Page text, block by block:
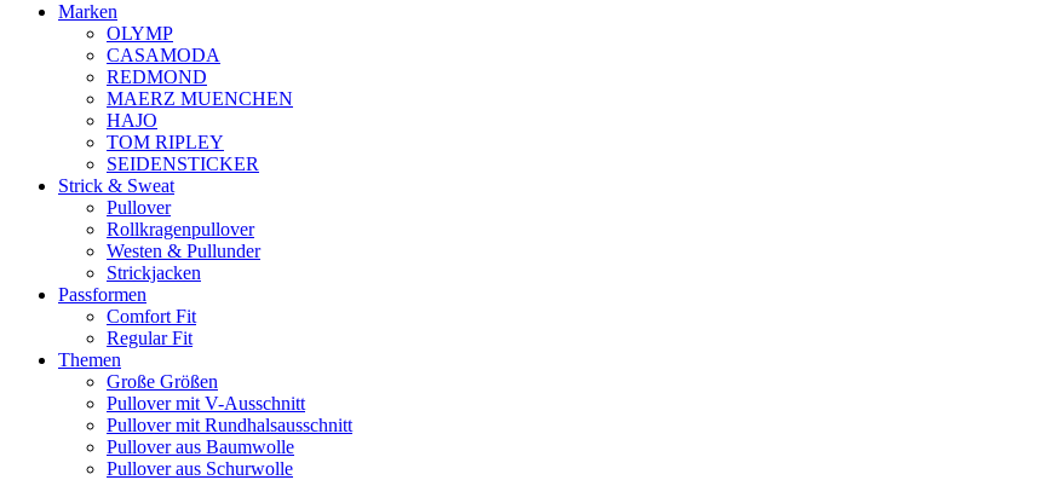
Marken
OLYMP
CASAMODA
REDMOND
MAERZ MUENCHEN
HAJO
TOM RIPLEY
SEIDENSTICKER
Strick & Sweat
Pullover
Rollkragenpullover
Westen & Pullunder
Strickjacken
Passformen
Comfort Fit
Regular Fit
Themen
Große Größen
Pullover mit V-Ausschnitt
Pullover mit Rundhalsausschnitt
Pullover aus Baumwolle
Pullover aus Schurwolle